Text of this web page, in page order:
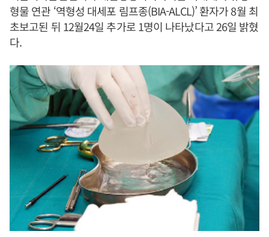
형물 연관 ‘역형성 대세포 림프종(BIA-ALCL)’ 환자가 8월 최
초보고된 뒤 12월24일 추가로 1명이 나타났다고 26일 밝혔
다.